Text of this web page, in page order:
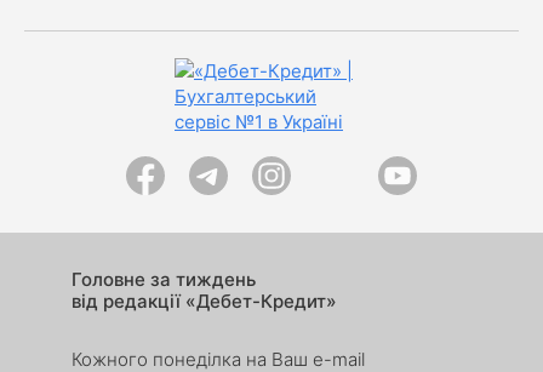
Головне за тиждень
від редакції «Дебет-Кредит»
Кожного понеділка на Ваш e-mail